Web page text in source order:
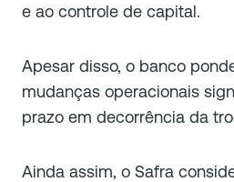
e ao controle de capital.
Apesar disso, o banco
mudanças operacionais
prazo em decorrência da
Ainda assim, o Safra